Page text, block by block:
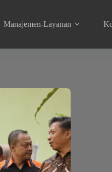
Manajemen-Layanan